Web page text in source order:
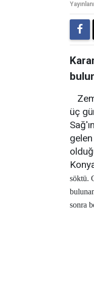
üç
söktü.
sonra